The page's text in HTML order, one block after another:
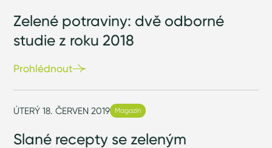
Zelené potraviny: dvě odborné
studie z roku 2018
Prohlédnout
ÚTERÝ 18. ČERVEN 2019 Magazín
Slané recepty se zeleným